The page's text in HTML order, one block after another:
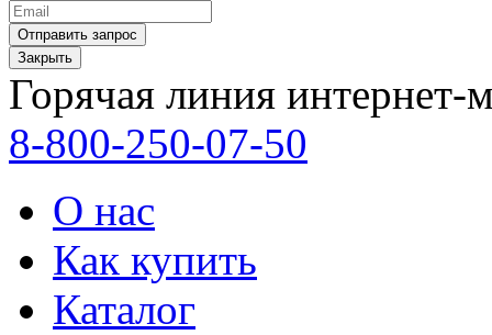
Закрыть
Горячая линия интернет-
8-800-250-07-50
О нас
Как купить
Каталог